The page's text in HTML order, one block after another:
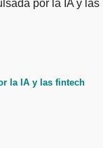
la IA y las fintech